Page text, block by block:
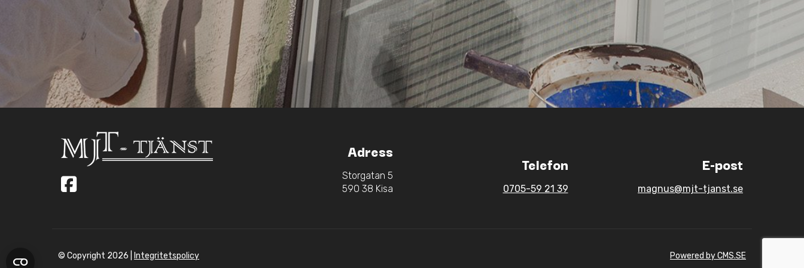
Adress
Storgatan 5
590 38 Kisa
Telefon
0705-59 21 39
E-post
magnus@mjt-tjanst.se
© Copyright 2026 | Integritetspolicy Powered by CMS.SE